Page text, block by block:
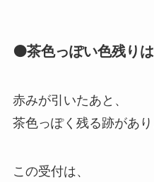
🟤茶色っぽい色残り
赤みが引いたあと、
茶色っぽく残る跡があり
この受付は、